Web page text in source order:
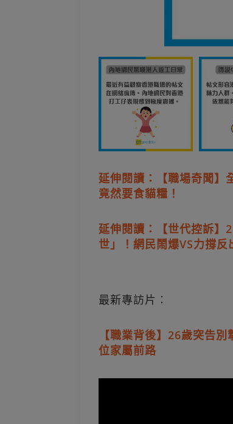
延伸閱讀：【職場奇聞】
竟然要食貓糧！
延伸閱讀：【世代控訴】
世」！網民鬧爆VS力撐反
最新專訪片︰
【職業背後】26歲突告
位家屬前路